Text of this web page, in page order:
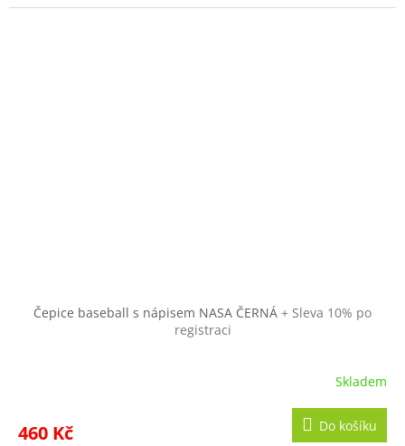
Čepice baseball s nápisem NASA ČERNÁ + Sleva 10% po
registraci
Skladem
460 Kč Do košíku